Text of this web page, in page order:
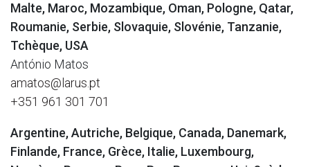
Malte, Maroc, Mozambique, Oman, Pologne, Qatar,
Roumanie, Serbie, Slovaquie, Slovénie, Tanzanie,
Tchèque, USA
António Matos
amatos@larus.pt
+351 961 301 701
Argentine, Autriche, Belgique, Canada, Danemark,
Finlande, France, Grèce, Italie, Luxembourg,